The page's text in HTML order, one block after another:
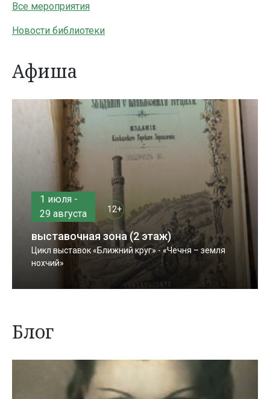
Все мероприятия
Новости библиотеки
Афиша
1 июля -
29 августа
12+
выставочная зона (2 этаж)
Цикл выставок «Ближний круг» - «Чечня – земля
нохчий»
Блог